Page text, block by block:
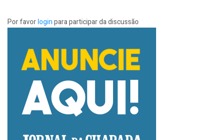
Por favorloginpara participar da discussão